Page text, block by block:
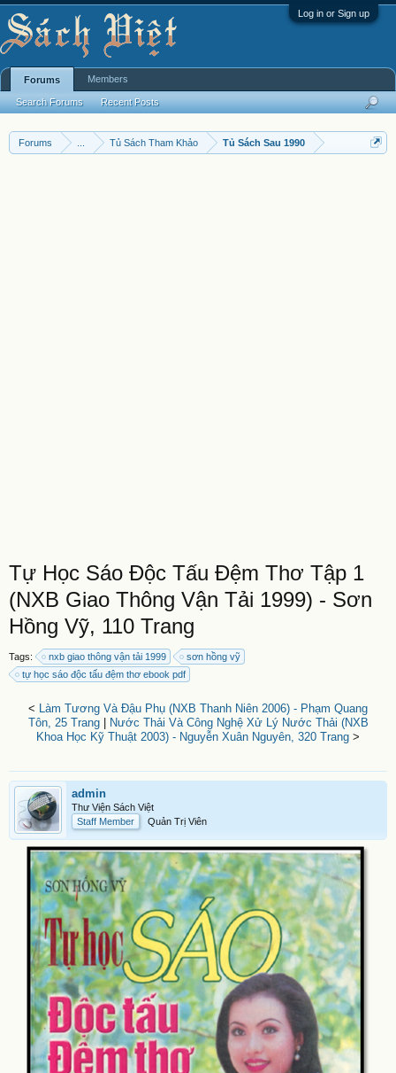
Log in or Sign up
Forums Tủ Sách Tham Khảo Tủ Sách Sau 1990
Tự Học Sáo Độc Tấu Đệm Thơ Tập 1
(NXB Giao Thông Vận Tải 1999) - Sơn
Hồng Vỹ, 110 Trang
Tags: nxb giao thông vận tải 1999
sơn hồng vỹ
tự học sáo độc tấu đệm thơ ebook pdf
< Làm Tương Và Đậu Phụ (NXB Thanh Niên 2006) - Phạm Quang
Tôn, 25 Trang|
Nước Thải Và Công Nghệ Xử Lý Nước Thải (NXB
Khoa Học Kỹ Thuật 2003) - Nguyễn Xuân Nguyên, 320 Trang >
admin
Thư Viện Sách Việt
Staff Member
Quản Trị Viên
Forums
Search Forums Recent Posts
Members